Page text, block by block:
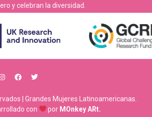
y celebran la diversidad.
| Grandes Mujeres Latinoamericanas.
con
por MOnkey ARt.